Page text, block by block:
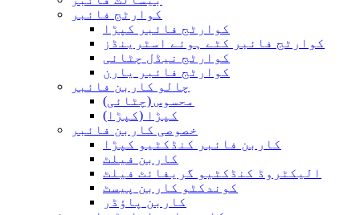
کوارٹج فائبر
کوارٹج فائبر کپڑا
کوارٹج فائبر کٹے ہوئے اسٹرینڈز
کوارٹج نیڈل چٹائی
کوارٹج فائبر یارن
چالو کاربن فائبر
محسوس (چٹائی)
کپڑا (کپڑا)
خصوصی کاربن فائبر
کاربن فائبر کنڈکٹیو کپڑا
کاربن فیلٹ
الیکٹروڈ کنڈکٹیو گریفائٹ فیلٹ
کوندکٹو کاربن پیسٹ
کاربن پاؤڈر